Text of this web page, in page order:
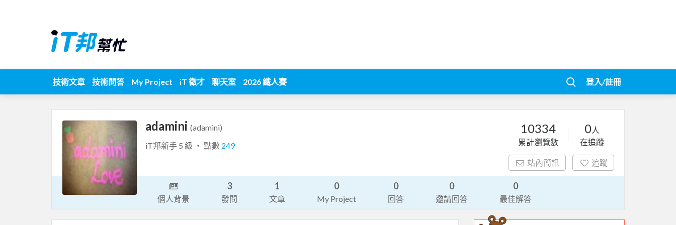
技術文章 技術問答 My Project iT 徵才 聊天室 2026 鐵人賽 登入/註冊
adamini (adamini)
iT邦新手 5 級 ‧ 點數 249
10334
累計瀏覽數
0人
在追蹤
站內簡訊 追蹤
個人背景
3
發問
1
文章
0
My Project
0
回答
0
邀請回答
0
最佳解答